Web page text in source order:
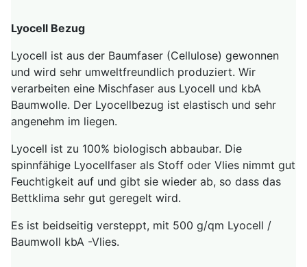
Lyocell Bezug
Lyocell ist aus der Baumfaser (Cellulose) gewonnen
und wird sehr umweltfreundlich produziert. Wir
verarbeiten eine Mischfaser aus Lyocell und kbA
Baumwolle. Der Lyocellbezug ist elastisch und sehr
angenehm im liegen.
Lyocell ist zu 100% biologisch abbaubar. Die
spinnfähige Lyocellfaser als Stoff oder Vlies nimmt gut
Feuchtigkeit auf und gibt sie wieder ab, so dass das
Bettklima sehr gut geregelt wird.
Es ist beidseitig versteppt, mit 500 g/qm Lyocell /
Baumwoll kbA -Vlies.